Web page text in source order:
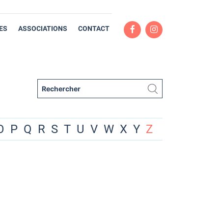
ASSOCIATIONS CONTACT
P Q R S T U V W X Y Z